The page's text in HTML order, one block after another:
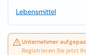
Lebensmittel
Unternehmer
Registrieren Sie jetzt